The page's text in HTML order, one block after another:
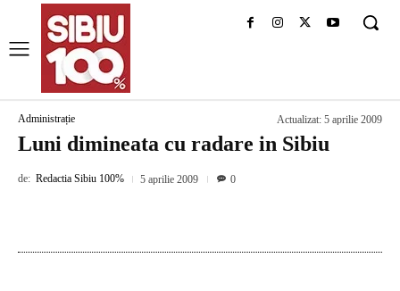
Administrație Actualizat: 5 aprilie 2009
Luni dimineata cu radare in Sibiu
de: Redactia Sibiu 100% 5 aprilie 2009 0